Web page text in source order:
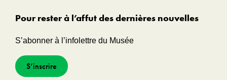
Pour rester à l’affut des dernières nouvelles
S’abonner à l’infolettre du Musée
S’inscrire